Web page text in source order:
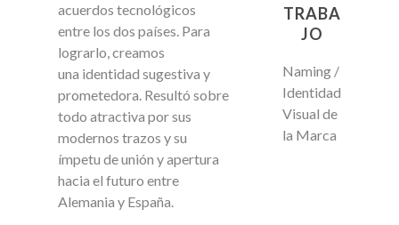
acuerdos tecnológicos
entre los dos países. Para
lograrlo, creamos
una identidad sugestiva y
prometedora. Resultó sobre
todo atractiva por sus
modernos trazos y su
ímpetu de unión y apertura
hacia el futuro entre
Alemania y España.
TRABA
JO
Naming /
Identidad
Visual de
la Marca